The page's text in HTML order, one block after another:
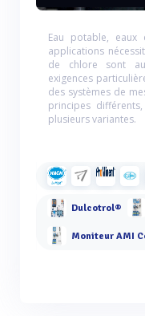
Eau potable, eaux
applications
de chlore sont
exigences
des systèmes de
principes
plusieurs variantes.
Dulcotrol®
Moniteur AMI